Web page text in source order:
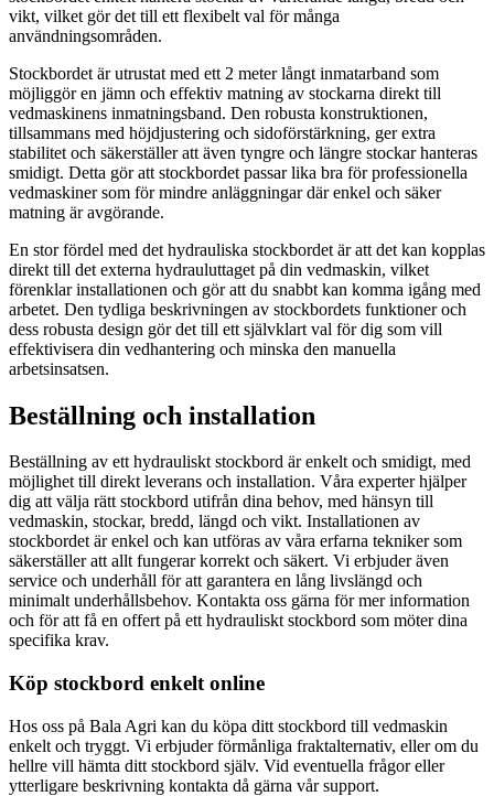
vikt, vilket gör det till ett flexibelt val för många
användningsområden.
Stockbordet är utrustat med ett 2 meter långt inmatarband som
möjliggör en jämn och effektiv matning av stockarna direkt till
vedmaskinens inmatningsband. Den robusta konstruktionen,
tillsammans med höjdjustering och sidoförstärkning, ger extra
stabilitet och säkerställer att även tyngre och längre stockar hanteras
smidigt. Detta gör att stockbordet passar lika bra för professionella
vedmaskiner som för mindre anläggningar där enkel och säker
matning är avgörande.
En stor fördel med det hydrauliska stockbordet är att det kan kopplas
direkt till det externa hydrauluttaget på din vedmaskin, vilket
förenklar installationen och gör att du snabbt kan komma igång med
arbetet. Den tydliga beskrivningen av stockbordets funktioner och
dess robusta design gör det till ett självklart val för dig som vill
effektivisera din vedhantering och minska den manuella
arbetsinsatsen.
Beställning och installation
Beställning av ett hydrauliskt stockbord är enkelt och smidigt, med
möjlighet till direkt leverans och installation. Våra experter hjälper
dig att välja rätt stockbord utifrån dina behov, med hänsyn till
vedmaskin, stockar, bredd, längd och vikt. Installationen av
stockbordet är enkel och kan utföras av våra erfarna tekniker som
säkerställer att allt fungerar korrekt och säkert. Vi erbjuder även
service och underhåll för att garantera en lång livslängd och
minimalt underhållsbehov. Kontakta oss gärna för mer information
och för att få en offert på ett hydrauliskt stockbord som möter dina
specifika krav.
Köp stockbord enkelt online
Hos oss på Bala Agri kan du köpa ditt stockbord till vedmaskin
enkelt och tryggt. Vi erbjuder förmånliga fraktalternativ, eller om du
hellre vill hämta ditt stockbord själv. Vid eventuella frågor eller
ytterligare beskrivning kontakta då gärna vår support.